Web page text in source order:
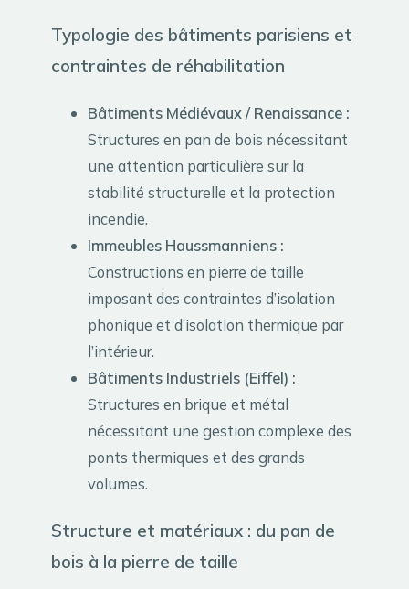
Typologie des bâtiments parisiens et
contraintes de réhabilitation
Bâtiments Médiévaux / Renaissance :
Structures en pan de bois nécessitant
une attention particulière sur la
stabilité structurelle et la protection
incendie.
Immeubles Haussmanniens :
Constructions en pierre de taille
imposant des contraintes d’isolation
phonique et d’isolation thermique par
l’intérieur.
Bâtiments Industriels (Eiffel) :
Structures en brique et métal
nécessitant une gestion complexe des
ponts thermiques et des grands
volumes.
Structure et matériaux : du pan de
bois à la pierre de taille